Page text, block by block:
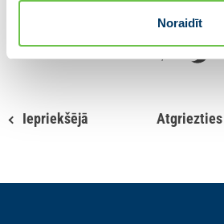
Noraidīt
Iepriekšējā Atgriezties